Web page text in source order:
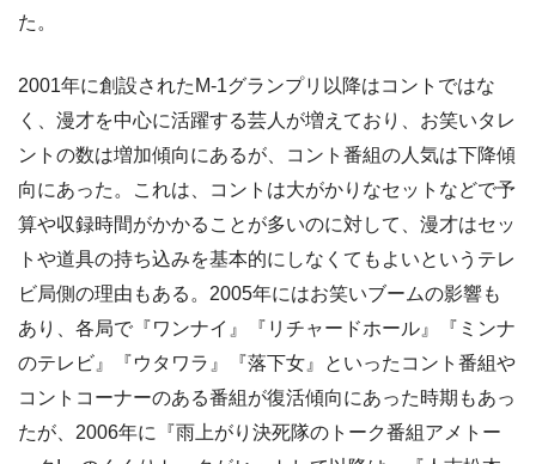
た。
2001年に創設されたM-1グランプリ以降はコントではな
く、漫才を中心に活躍する芸人が増えており、お笑いタレ
ントの数は増加傾向にあるが、コント番組の人気は下降傾
向にあった。これは、コントは大がかりなセットなどで予
算や収録時間がかかることが多いのに対して、漫才はセッ
トや道具の持ち込みを基本的にしなくてもよいというテレ
ビ局側の理由もある。2005年にはお笑いブームの影響も
あり、各局で『ワンナイ』『リチャードホール』『ミンナ
のテレビ』『ウタワラ』『落下女』といったコント番組や
コントコーナーのある番組が復活傾向にあった時期もあっ
たが、2006年に『雨上がり決死隊のトーク番組アメトー